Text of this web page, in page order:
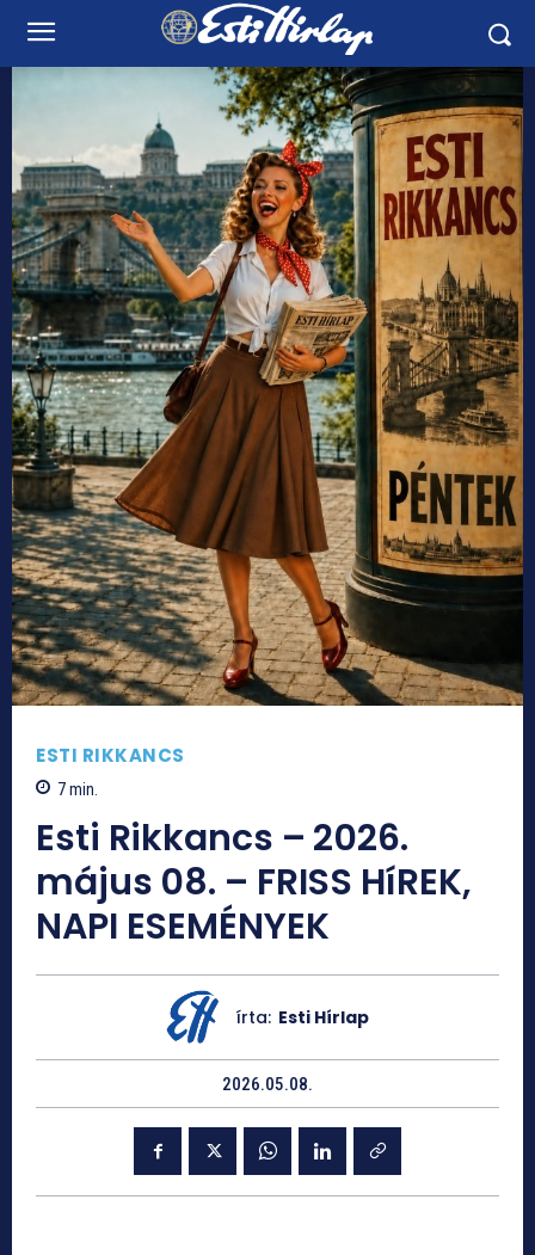
ESTI RIKKANCS
7min.
Esti Rikkancs – 2026.
május 08. – FRISS HíREK,
NAPI ESEMÉNYEK
írta: Esti Hírlap
2026.05.08.